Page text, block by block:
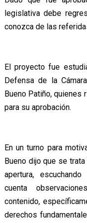
legislativa debe
conozca de las
El proyecto fue
Defensa de la
Bueno Patiño, quienes
para su aprobación.
En un turno para
Bueno dijo que se
apertura,
cuenta
contenido,
derechos